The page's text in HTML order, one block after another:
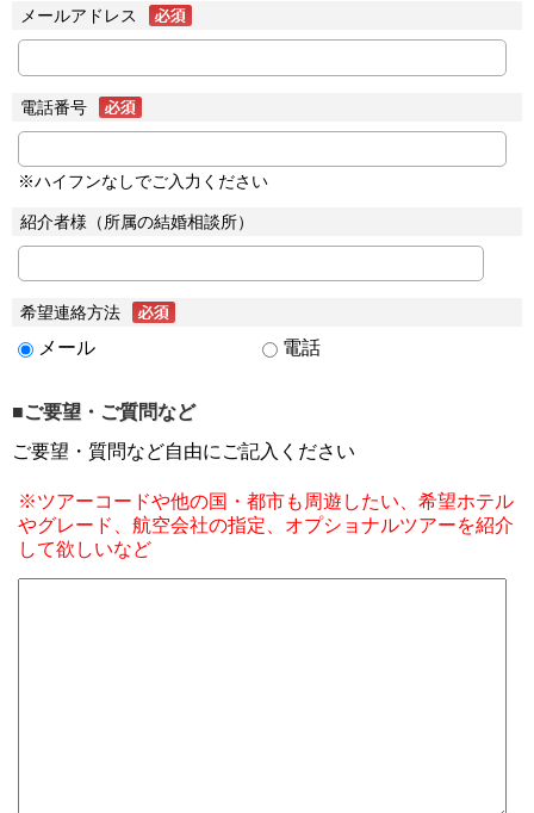
メールアドレス
電話番号
※ハイフンなしでご入力ください
紹介者様（所属の結婚相談所）
希望連絡方法
メール 電話
■ご要望・ご質問など
ご要望・質問など自由にご記入ください
※ツアーコードや他の国・都市も周遊したい、希望ホテル
やグレード、航空会社の指定、オプショナルツアーを紹介
して欲しいなど